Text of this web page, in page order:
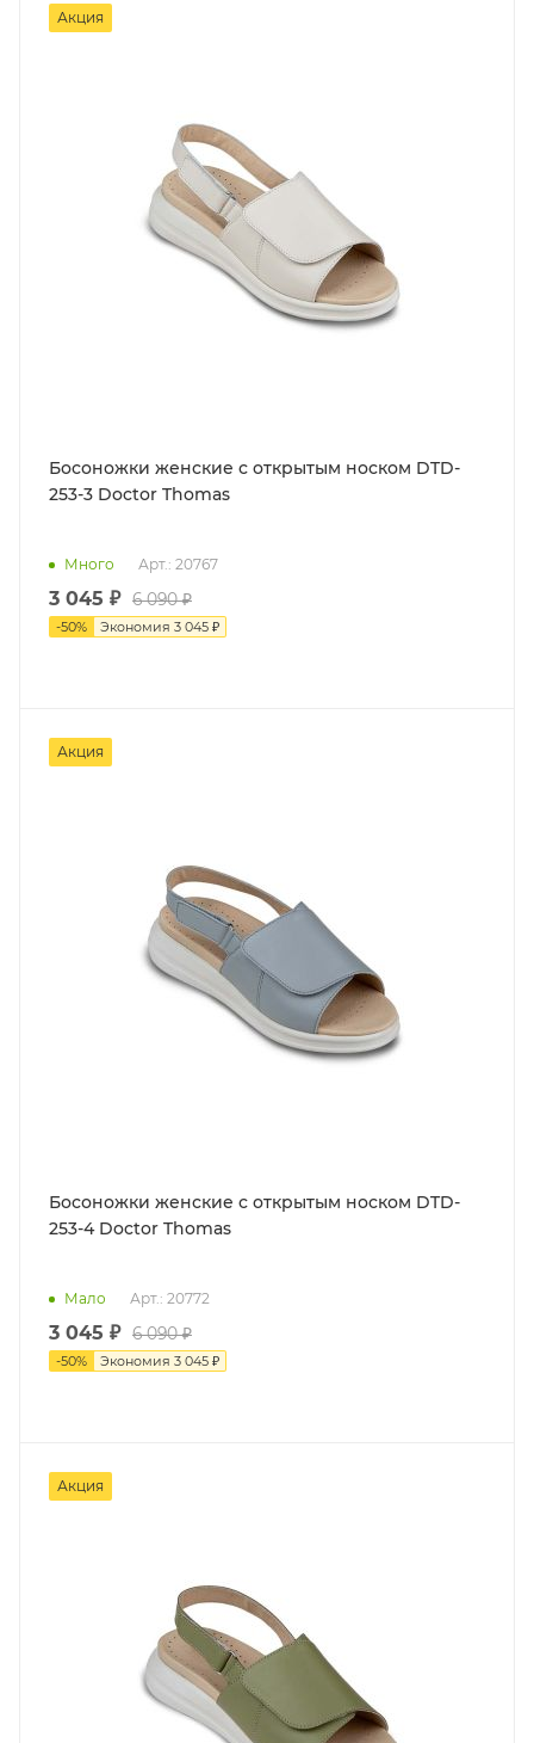
Акция
Босоножки женские с открытым носком DTD-
253-3 Doctor Thomas
Много Арт.: 20767
3 045 ₽ 6 090 ₽
-50% Экономия 3 045 ₽
Акция
Босоножки женские с открытым носком DTD-
253-4 Doctor Thomas
Мало Арт.: 20772
3 045 ₽ 6 090 ₽
-50% Экономия 3 045 ₽
Акция